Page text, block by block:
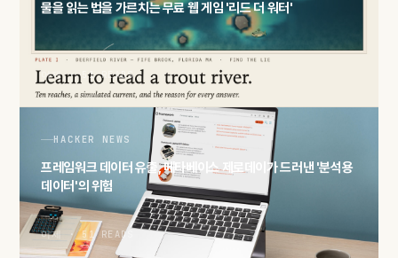
물을 읽는 법을 가르치는 무료 웹 게임 '리드 더 워터'
어제 · 51 READS
HACKER NEWS
프레임워크 데이터 유출, 메타베이스 제로데이가 드러낸 '분석용
데이터'의 위험
어제 · 51 READS